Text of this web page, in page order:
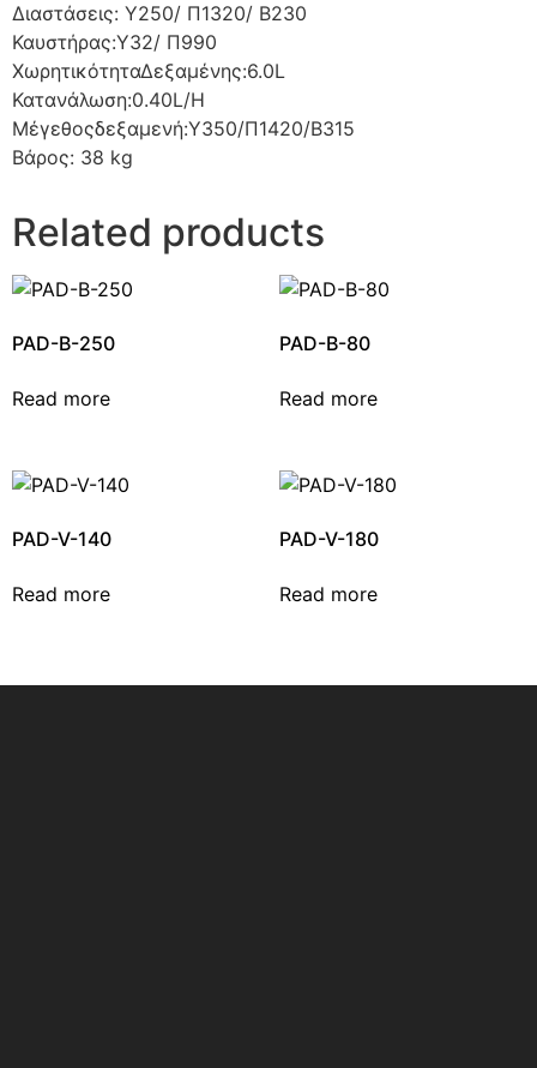
Διαστάσεις: Υ250/ Π1320/ Β230
Καυστήρας:Y32/ Π990
ΧωρητικότηταΔεξαμένης:6.0L
Κατανάλωση:0.40L/H
Μέγεθοςδεξαμενή:Y350/Π1420/B315
Βάρος: 38 kg
Related products
PAD-B-250
Read more
PAD-B-80
Read more
PAD-V-140
Read more
PAD-V-180
Read more